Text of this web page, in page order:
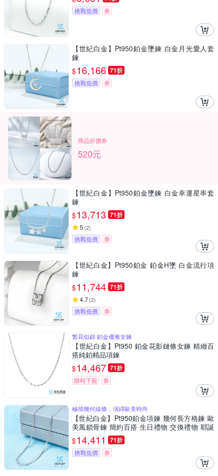
挑戰低價 券
【世紀白金】Pt950鉑金墜鍊 白金月光愛人套
鍊
$16,166 71折
挑戰低價 券
商品折價券
520元
【世紀白金】Pt950鉑金墜鍊 白金幸運星串套
鍊
$13,713 71折
5 (2)
挑戰低價 券
【世紀白金】Pt950鉑金 鉑金H墜 白金流行項
鍊
$11,744 71折
4.7(2)
挑戰低價 券
繁花似錦 鉑金優雅女鍊
【世紀白金】Pt950 鉑金花影鏈條女鍊 精緻百
搭純鉑精品項鍊
$14,467 71折
限時下殺 券
極簡幾何線條，演繹歐美時尚
【世紀白金】Pt950鉑金項鍊 幾何長方格鍊 歐
美風鎖骨鍊 簡約百搭 生日禮物 交換禮物 耶誕
禮物
$14,411 71折
挑戰低價 券